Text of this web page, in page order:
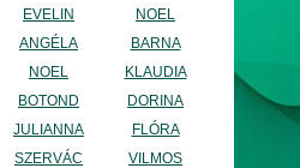
EVELIN
ANGÉLA
NOEL
BOTOND
JULIANNA
SZERVÁC
NOEL
BARNA
KLAUDIA
DORINA
FLÓRA
VILMOS